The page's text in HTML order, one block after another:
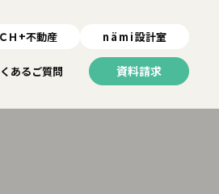
ＣＨ+不動産 nämi設計室
あるご質問 資料請求